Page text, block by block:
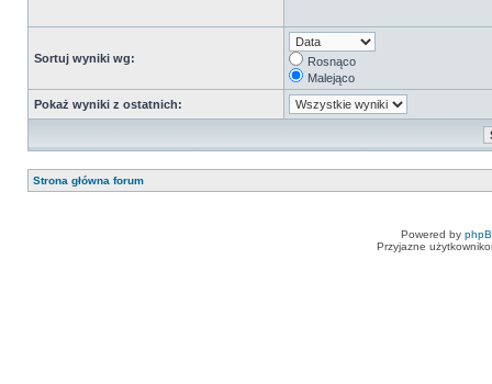
Sortuj wyniki wg:
Rosnąco
Malejąco
Pokaż wyniki z ostatnich:
Strona główna forum
Powered by
Przyjazne